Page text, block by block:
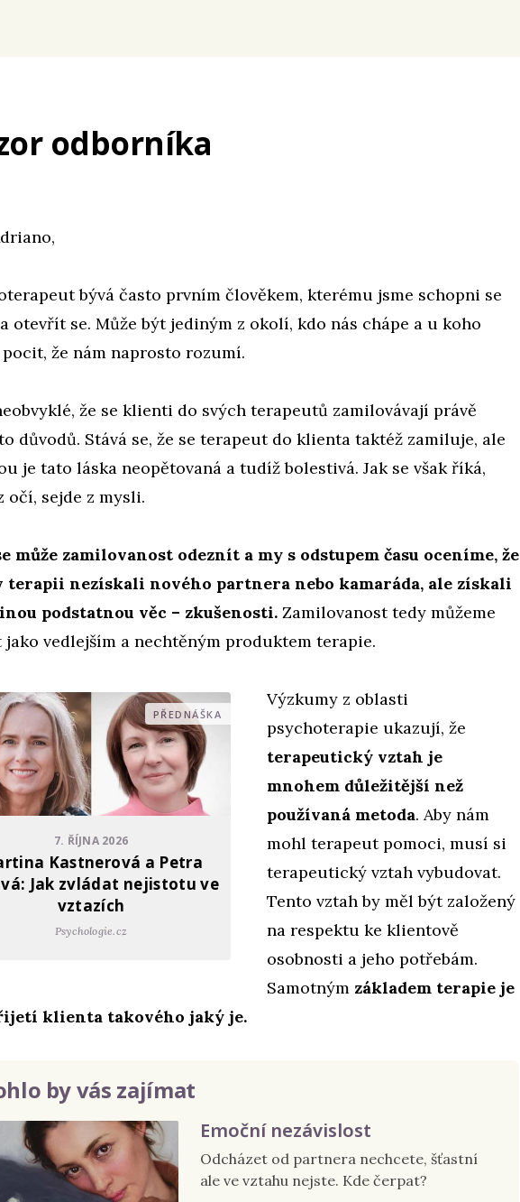
odborníka
bývá často prvním člověkem, kterému jsme schopni se
otevřít se. Může být jediným z okolí, kdo nás chápe a u koho
pocit, že nám naprosto rozumí.
že se klienti do svých terapeutů zamilovávají právě
důvodů. Stává se, že se terapeut do klienta taktéž zamiluje, ale
je tato láska neopětovaná a tudíž bolestivá. Jak se však říká,
očí, sejde z mysli.
může zamilovanost odeznít a my s odstupem času oceníme, že
terapii nezískali nového partnera nebo kamaráda, ale získali
podstatnou věc – zkušenosti. Zamilovanost tedy můžeme
jako vedlejším a nechtěným produktem terapie.
PŘEDNÁŠKA
7. ŘÍJNA 2026
Kastnerová a Petra
Jak zvládat nejistotu ve
vztazích
Psychologie.cz
Výzkumy z oblasti
psychoterapie ukazují, že
terapeutický vztah je
mnohem důležitější než
používaná metoda. Aby nám
mohl terapeut pomoci, musí si
terapeutický vztah vybudovat.
Tento vztah by měl být založený
na respektu ke klientově
osobnosti a jeho potřebám.
Samotným základem terapie je
klienta takového jaký je.
by vás zajímat
Emoční nezávislost
Odcházet od partnera nechcete, šťastní
ale ve vztahu nejste. Kde čerpat?